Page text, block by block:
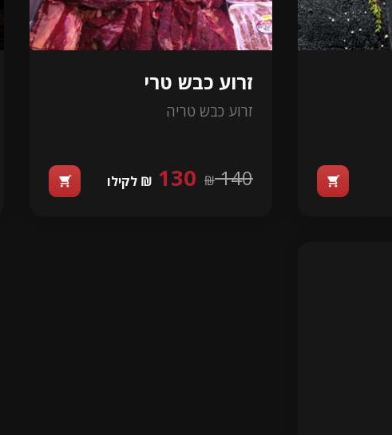
shopping_cart
זרוע כבש טרי
זרוע כבש טריה
140
₪
130 ₪ לקילו shopping_cart